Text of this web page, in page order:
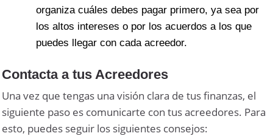
organiza cuáles debes pagar primero, ya sea por
los altos intereses o por los acuerdos a los que
puedes llegar con cada acreedor.
Contacta a tus Acreedores
Una vez que tengas una visión clara de tus finanzas, el
siguiente paso es comunicarte con tus acreedores. Para
esto, puedes seguir los siguientes consejos: